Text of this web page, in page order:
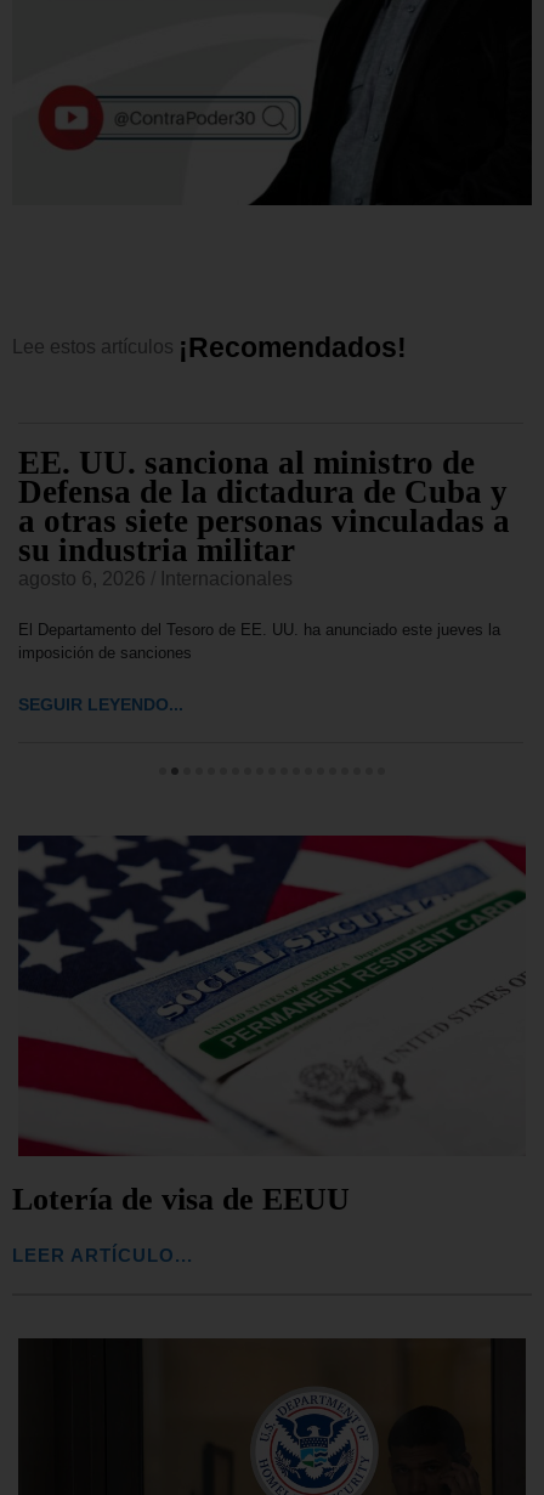
Lee estos artículos ¡Recomend ad os!
EE. UU. sanciona al ministro de
Defensa de la dictadura de Cuba y
a otras siete personas vinculadas a
su industria militar
agosto 6, 2026 Internacionales
El Departamento del Tesoro de EE. UU. ha anunciado este jueves la
imposición de sanciones
SEGUIR LEYENDO...
Lotería de visa de EEUU
LEER ARTÍCULO...